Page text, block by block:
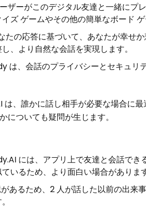
ザーがこのデジタル友達と一緒にプ
ズ ゲームやその他の簡単なボード ゲ
たの応答に基づいて、あなたが幸せ
、より自然な会話を実現します。
は、会話のプライバシーとセキュリ
、誰かに話し相手が必要な場合に
についても疑問が生じます。
には、アプリ上で友達と会話でき
いるため、より面白い場合があります
あるため、2 人が話した以前の出来